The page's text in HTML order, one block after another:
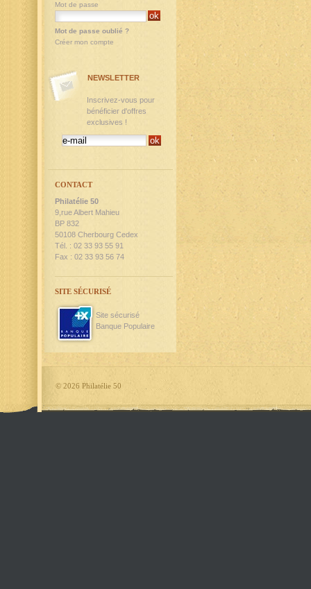
Mot de passe
Mot de passe oublié ?
Créer mon compte
NEWSLETTER
Inscrivez-vous pour
bénéficier d'offres
exclusives !
CONTACT
Philatélie 50
9,rue Albert Mahieu
BP 832
50108 Cherbourg Cedex
Tél. : 02 33 93 55 91
Fax : 02 33 93 56 74
SITE SÉCURISÉ
Site sécurisé
Banque Populaire
© 2026 Philatélie 50